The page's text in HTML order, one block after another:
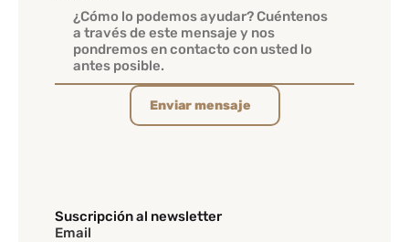
Enviar mensaje
Suscripción al newsletter
Email